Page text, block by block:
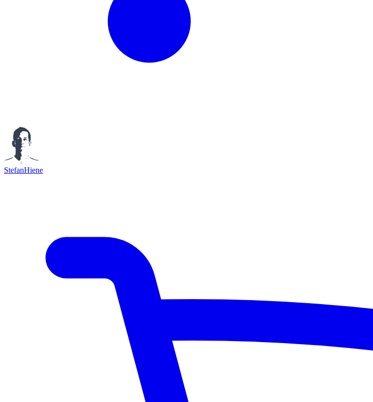
StefanHiene